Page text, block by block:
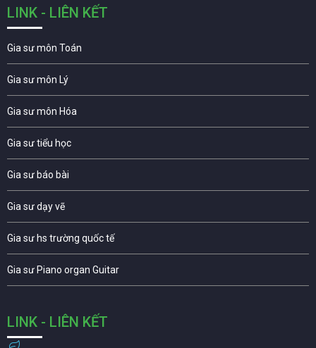
LINK - LIÊN KẾT
Gia sư môn Toán
Gia sư môn Lý
Gia sư môn Hóa
Gia sư tiểu học
Gia sư báo bài
Gia sư dạy vẽ
Gia sư hs trường quốc tế
Gia sư Piano organ Guitar
LINK - LIÊN KẾT